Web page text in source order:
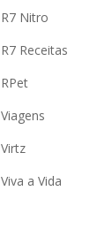
R7 Nitro
R7 Receitas
RPet
Viagens
Virtz
Viva a Vida